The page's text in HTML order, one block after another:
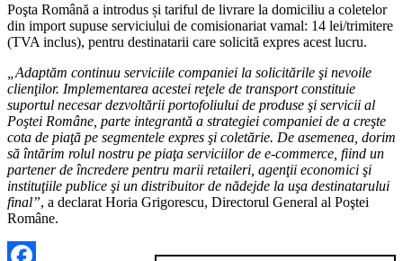
Poşta Română a introdus și tariful de livrare la domiciliu a coletelor
din import supuse serviciului de comisionariat vamal: 14 lei/trimitere
(TVA inclus), pentru destinatarii care solicită expres acest lucru.
„Adaptăm continuu serviciile companiei la solicitările şi nevoile
clienţilor. Implementarea acestei reţele de transport constituie
suportul necesar dezvoltării portofoliului de produse şi servicii al
Poştei Române, parte integrantă a strategiei companiei de a creşte
cota de piaţă pe segmentele expres şi coletărie. De asemenea, dorim
să întărim rolul nostru pe piaţa serviciilor de e-commerce, fiind un
partener de încredere pentru marii retaileri, agenţii economici şi
instituţiile publice şi un distribuitor de nădejde la uşa destinatarului
final”, a declarat Horia Grigorescu, Directorul General al Poştei
Române.